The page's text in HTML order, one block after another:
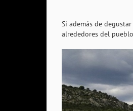
Si además de
alrededores del